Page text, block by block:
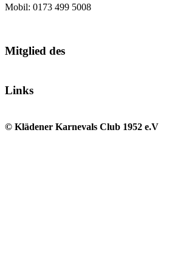
Mobil: 0173 499 5008
Mitglied des
Links
© Klädener Karnevals Club 1952 e.V